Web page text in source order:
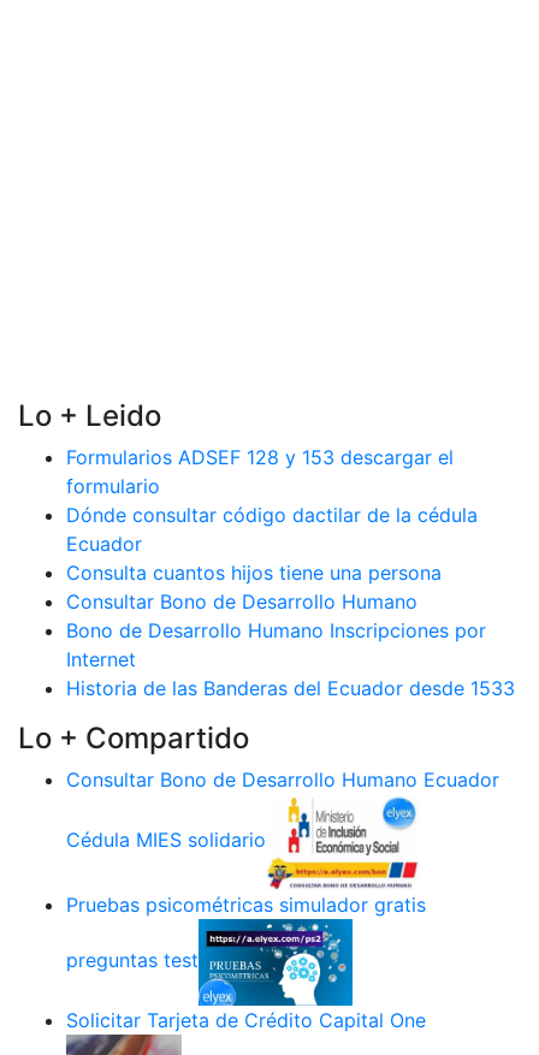
Lo + Leido
Formularios ADSEF 128 y 153 descargar el
formulario
Dónde consultar código dactilar de la cédula
Ecuador
Consulta cuantos hijos tiene una persona
Consultar Bono de Desarrollo Humano
Bono de Desarrollo Humano Inscripciones por
Internet
Historia de las Banderas del Ecuador desde 1533
Lo + Compartido
Consultar Bono de Desarrollo Humano Ecuador
Cédula MIES solidario
Pruebas psicométricas simulador gratis
preguntas test
Solicitar Tarjeta de Crédito Capital One